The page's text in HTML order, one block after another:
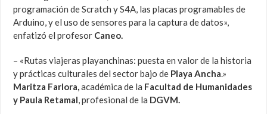
programación de Scratch y S4A, las placas programables de
Arduino, y el uso de sensores para la captura de datos»,
enfatizó el profesor Caneo.
– «Rutas viajeras playanchinas: puesta en valor de la historia
y prácticas culturales del sector bajo de Playa Ancha.»
Maritza Farlora,académica de la Facultad de Humanidades
y Paula Retamal, profesional de la DGVM.